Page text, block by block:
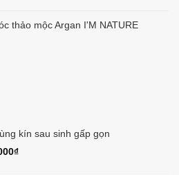
thảo mộc Argan I'M NATURE
kín sau sinh gấp gọn
₫Giá